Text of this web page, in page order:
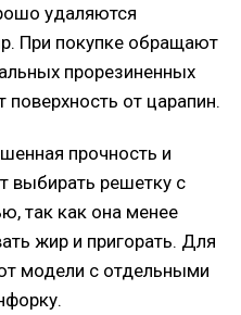
удаляются
При покупке обращают
прорезиненных
поверхность от царапин.
прочность и
выбирать решетку с
так как она менее
жир и пригорать. Для
модели с отдельными